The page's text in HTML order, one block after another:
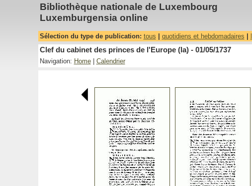
Bibliothèque nationale de Luxembourg
Luxemburgensia online
Sélection du type de publication: tous quotidiens et hebdomadaires
Clef du cabinet des princes de l'Europe (la) - 01/05/1737
Navigation: Home| Calendrier